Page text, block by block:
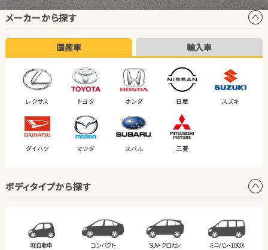
メーカーから探す
国産車 輸入車
レクサス トヨタ ホンダ 日産 スズキ
ダイハツ マツダ スバル 三菱
ボディタイプから探す
軽自動車 コンパクト SUV・クロカン ミニバン・1BOX